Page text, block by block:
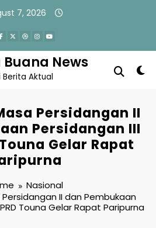
7, 2026
Buana News
Berita Aktual
Persidangan II
Persidangan III
Gelar Rapat
Nasional
II dan Pembukaan
Touna Gelar Rapat Paripurna